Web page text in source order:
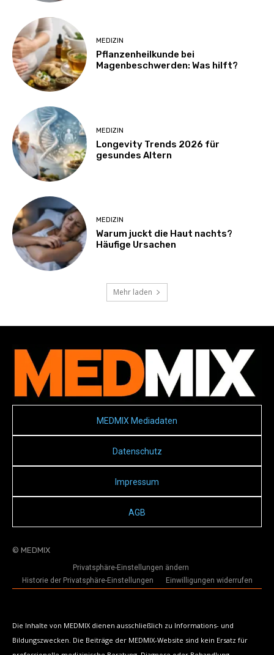
MEDIZIN
Pflanzenheilkunde bei
Magenbeschwerden: Was hilft?
MEDIZIN
Longevity Trends 2026 für
gesundes Altern
MEDIZIN
Warum juckt die Haut nachts?
Häufige Ursachen
Mehr laden
MEDMIX Mediadaten
Datenschutz
Impressum
AGB
© MEDMIX
Privatsphäre-Einstellungen ändern
Historie der Privatsphäre-Einstellungen
Einwilligungen widerrufen
Die Inhalte von MEDMIX dienen ausschließlich zu Informations- und
Bildungszwecken. Die Beiträge der MEDMIX-Website sind kein Ersatz für